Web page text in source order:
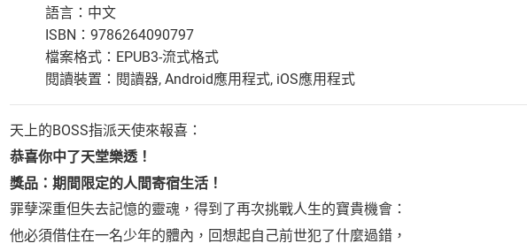
語言：中文
ISBN：9786264090797
檔案格式：EPUB3-流式格式
閱讀裝置：閱讀器, Android應用程式, iOS應用程式
天上的BOSS指派天使來報喜：
恭喜你中了天堂樂透！
獎品：期間限定的人間寄宿生活！
罪孽深重但失去記憶的靈魂，得到了再次挑戰人生的寶貴機會：
他必須借住在一名少年的體內，回想起自己前世犯了什麼過錯，